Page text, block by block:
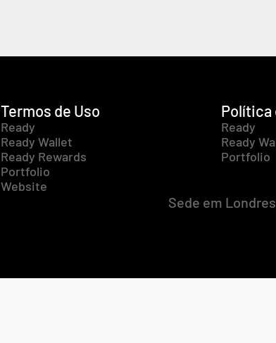
Termos de Uso
Ready
Ready Wallet
Ready Rewards
Portfolio
Website
Política
Ready
Ready
Portfolio
Sede em